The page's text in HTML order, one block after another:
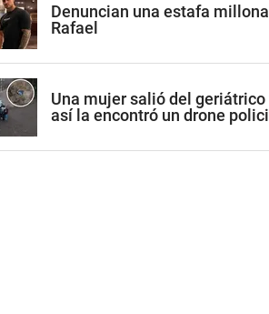
Denuncian una estafa
Rafael
Una mujer salió del
así la encontró un drone